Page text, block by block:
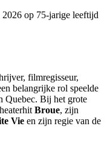
op 75-jarige leeftijd
filmregisseur,
belangrijke rol speelde
Quebec. Bij het grote
Broue, zijn
Vie en zijn regie van de